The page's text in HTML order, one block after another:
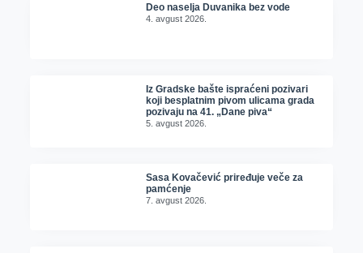
Deo naselja Duvanika bez vode
4. avgust 2026.
Iz Gradske bašte ispraćeni pozivari
koji besplatnim pivom ulicama grada
pozivaju na 41. „Dane piva“
5. avgust 2026.
Sasa Kovačević priređuje veče za
pamćenje
7. avgust 2026.